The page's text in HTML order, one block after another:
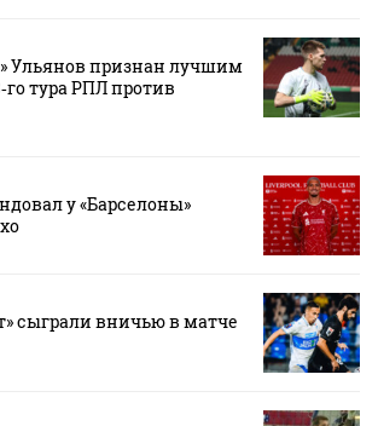
Ульянов признан лучшим
тура РПЛ против
у «Барселоны»
сыграли вничью в матче